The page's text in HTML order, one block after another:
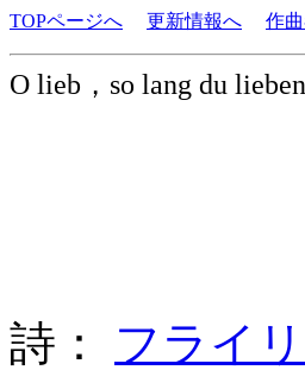
TOPページへ 更新情報へ 作
O lieb，so lang du
詩： フライ